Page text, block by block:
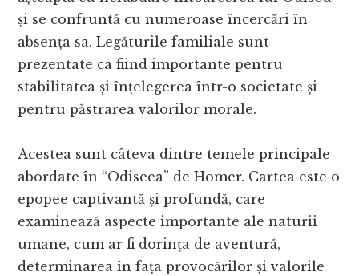
și se confruntă cu numeroase încercări în
absența sa. Legăturile familiale sunt
prezentate ca fiind importante pentru
stabilitatea și înțelegerea într-o societate și
pentru păstrarea valorilor morale.
Acestea sunt câteva dintre temele principale
abordate în “Odiseea” de Homer. Cartea este o
epopee captivantă și profundă, care
examinează aspecte importante ale naturii
umane, cum ar fi dorința de aventură,
determinarea în fața provocărilor și valorile